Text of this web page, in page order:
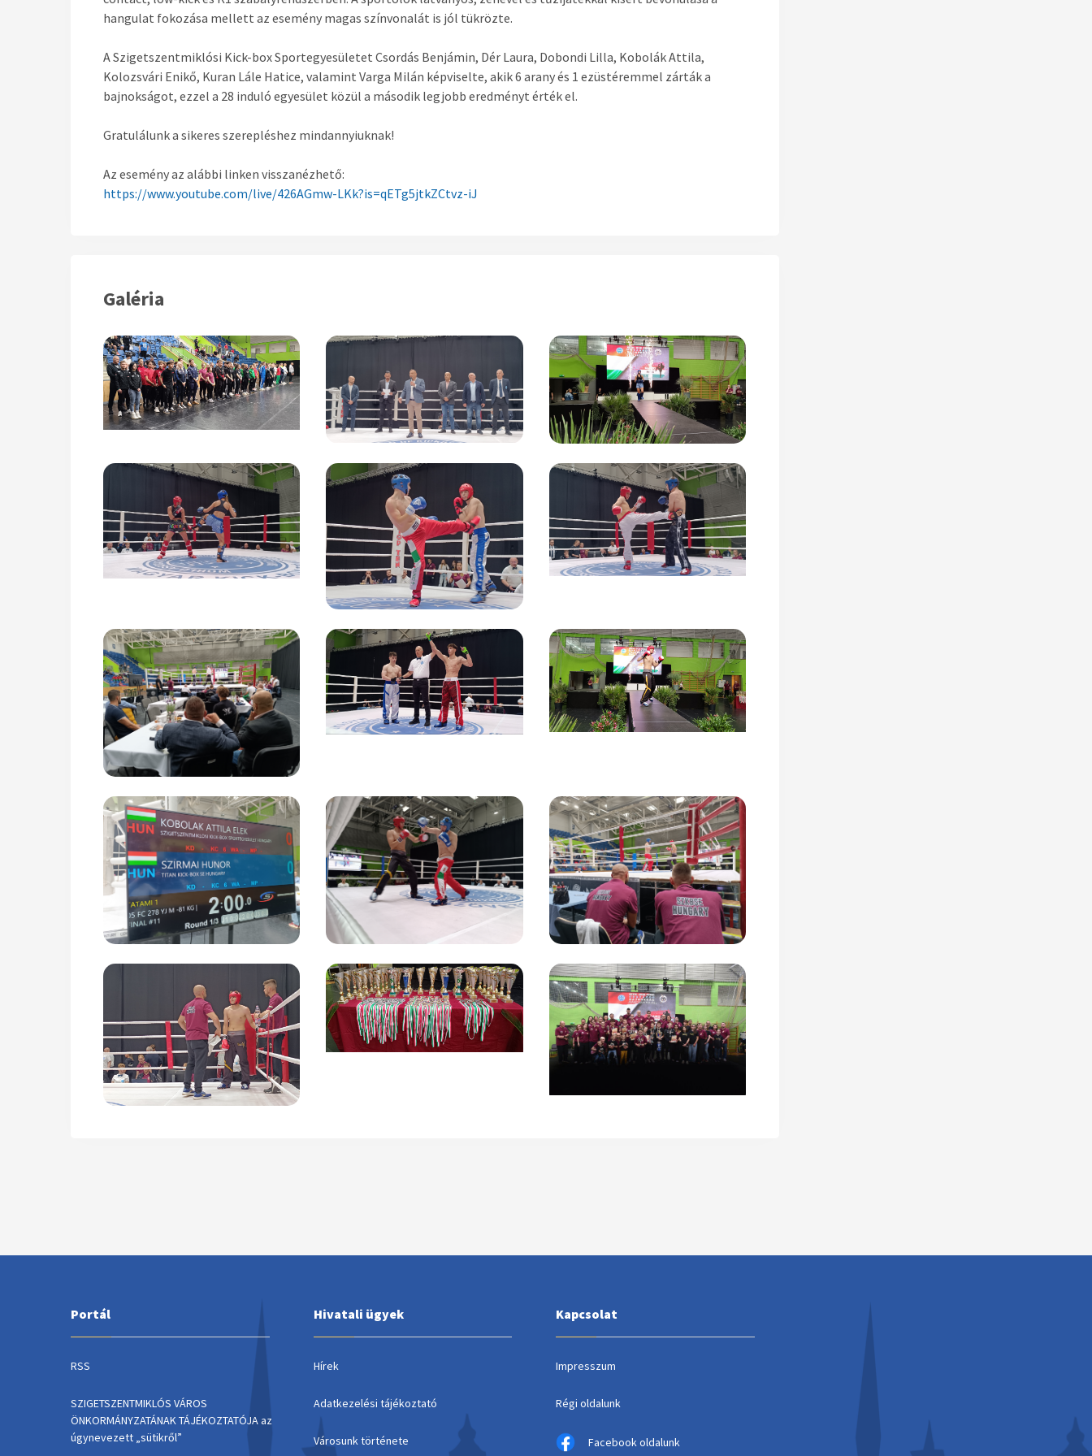
hangulat fokozása mellett az esemény magas színvonalát is jól tükrözte.
A Szigetszentmiklósi Kick-box Sportegyesületet Csordás Benjámin, Dér Laura, Dobondi Lilla, Kobolák Attila,
Kolozsvári Enikő, Kuran Lále Hatice, valamint Varga Milán képviselte, akik 6 arany és 1 ezüstéremmel zárták a
bajnokságot, ezzel a 28 induló egyesület közül a második legjobb eredményt érték el.
Gratulálunk a sikeres szerepléshez mindannyiuknak!
Az esemény az alábbi linken visszanézhető:
https://www.youtube.com/live/426AGmw-LKk?is=qETg5jtkZCtvz-iJ
Galéria
Portál
RSS
SZIGETSZENTMIKLÓS VÁROS
ÖNKORMÁNYZATÁNAK TÁJÉKOZTATÓJA az
úgynevezett „sütikről”
Hivatali ügyek
Hírek
Adatkezelési tájékoztató
Városunk története
Kapcsolat
Impresszum
Régi oldalunk
Facebook oldalunk